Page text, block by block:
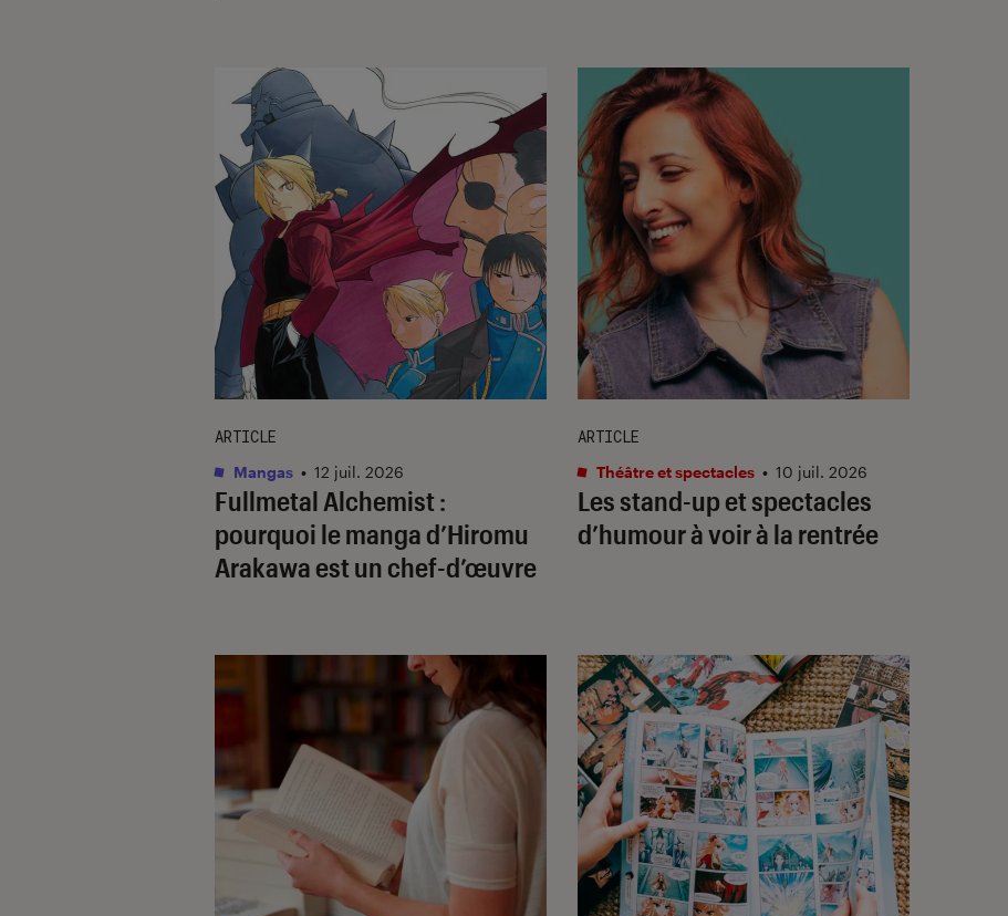
Fullmetal Alchemist :
pourquoi le manga d’Hiromu
Arakawa est un chef-d’œuvre
ARTICLE
Mangas • 12 juil. 2026
Les stand-up et spectacles
d’humour à voir à la rentrée
ARTICLE
Théâtre et spectacles • 10 juil. 2026